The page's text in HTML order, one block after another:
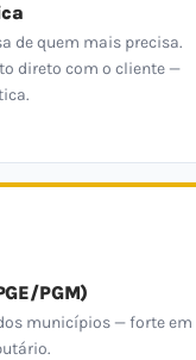
de quem mais precisa.
direto com o cliente —
PGM)
municípios — forte em